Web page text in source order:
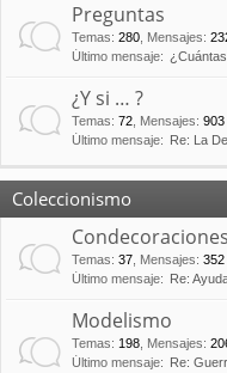
Preguntas
Temas: 280 Mensajes:
Último mensaje:
¿Y si … ?
Temas: 72 Mensajes: 903
Último mensaje:
Re: La
Coleccionismo
Temas: 37 Mensajes: 352
Último mensaje:
Re:
Modelismo
Temas: 198 Mensajes:
Último mensaje:
Re: